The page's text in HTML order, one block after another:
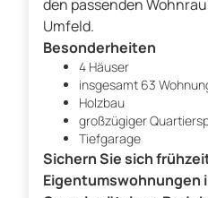
den passenden
Umfeld.
Besonderheiten
4 Häuser
insgesamt 63
Holzbau
großzügiger
Tiefgarage
Sichern Sie sich
Eigentumswohnungen